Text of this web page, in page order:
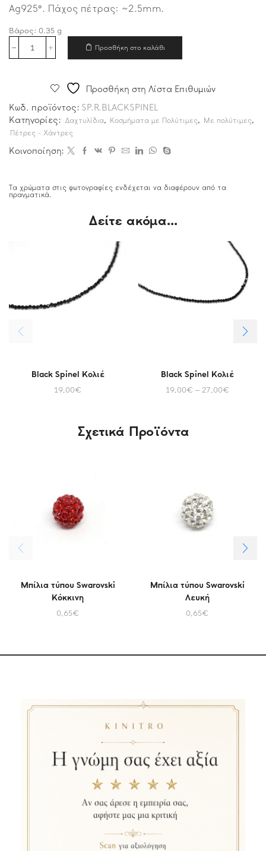
Ag925°. Πάχος πέτρας: ~2.5mm.
Βάρος: 0.35 g
Προσθήκη στο καλάθι
Προσθήκη στη Λίστα Επιθυμιών
Κωδ. προϊόντος: SP.R.BLACKSPINEL
Κατηγορίες: Δαχτυλίδια, Κοσμήματα με Πολύτιμες, Με πολύτιμες,
Πέτρες - Χάντρες
Κοινοποίηση:
Τα χρώματα στις φωτογραφίες ενδέχεται να διαφέρουν από τα
πραγματικά.
Δείτε ακόμα...
Black Spinel Κολιέ
19,00€
Black Spinel Κολιέ
19,00€ – 27,00€
Σχετικά Προϊόντα
Μπίλια τύπου Swarovski
Κόκκινη
0,65€
Μπίλια τύπου Swarovski
Λευκή
0,65€